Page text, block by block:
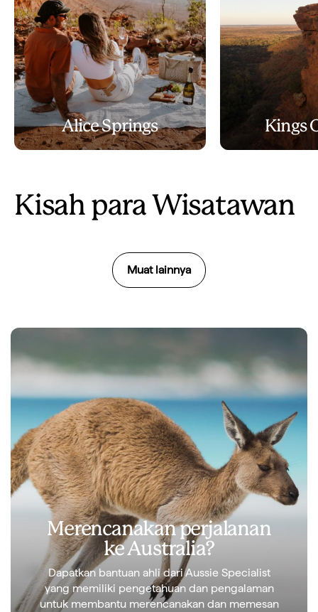
Alice Springs Kings
Kisah para Wisatawan
Muat lainnya
Merencanakan perjalanan
ke Australia?
Dapatkan bantuan ahli dari Aussie Specialist
yang memiliki pengetahuan dan pengalaman
untuk membantu merencanakan dan memesan